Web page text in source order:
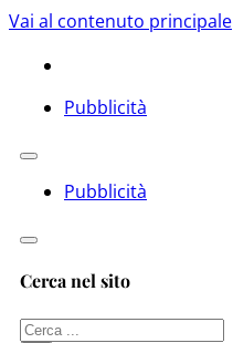
Vai al contenuto principale
Pubblicità
Pubblicità
Cerca nel sito
Cerca